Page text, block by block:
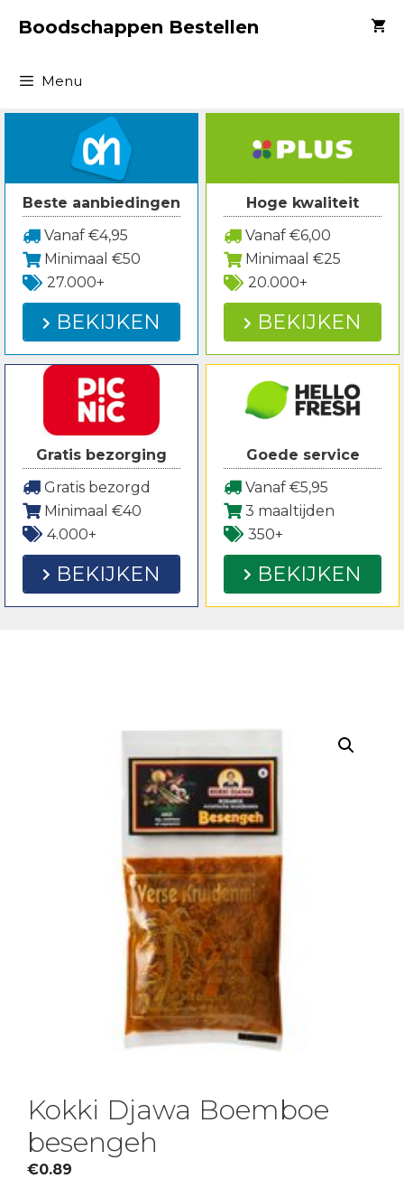
naarBoodschappen Bestellen
Menu
Beste aanbiedingen
Vanaf €4,95
Minimaal €50
27.000+
BEKIJKEN
Hoge kwaliteit
Vanaf €6,00
Minimaal €25
20.000+
BEKIJKEN
Gratis bezorging
Gratis bezorgd
Minimaal €40
4.000+
BEKIJKEN
Goede service
Vanaf €5,95
3 maaltijden
350+
BEKIJKEN
Kokki Djawa Boemboe
besengeh
€0.89